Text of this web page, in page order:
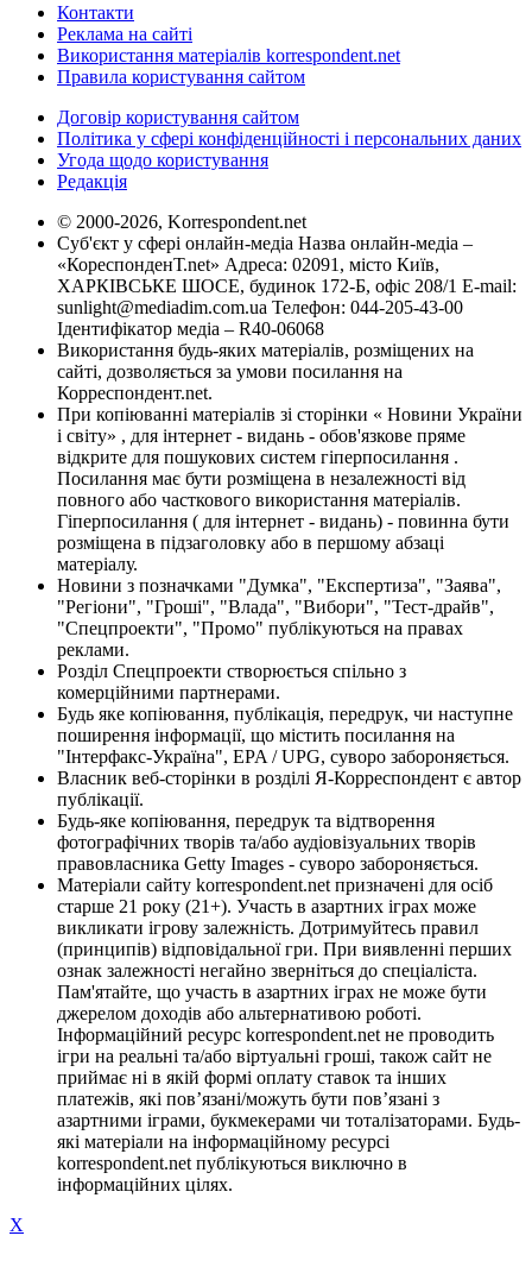
Контакти
Реклама на сайті
Використання матеріалів korrespondent.net
Правила користування сайтом
Договір користування сайтом
Політика у сфері конфіденційності і персональних даних
Угода щодо користування
Редакція
© 2000-2026, Korrespondent.net
Суб'єкт у сфері онлайн-медіа Назва онлайн-медіа –
«КореспонденТ.net» Адреса: 02091, місто Київ,
ХАРКІВСЬКЕ ШОСЕ, будинок 172-Б, офіс 208/1 E-mail:
sunlight@mediadim.com.ua Телефон: 044-205-43-00
Ідентифікатор медіа – R40-06068
Використання будь-яких матеріалів, розміщених на
сайті, дозволяється за умови посилання на
Корреспондент.net.
При копіюванні матеріалів зі сторінки « Новини України
і світу» , для інтернет - видань - обов'язкове пряме
відкрите для пошукових систем гіперпосилання .
Посилання має бути розміщена в незалежності від
повного або часткового використання матеріалів.
Гіперпосилання ( для інтернет - видань) - повинна бути
розміщена в підзаголовку або в першому абзаці
матеріалу.
Новини з позначками "Думка", "Експертиза", "Заява",
"Регіони", "Гроші", "Влада", "Вибори", "Тест-драйв",
"Спецпроекти", "Промо" публікуються на правах
реклами.
Розділ Спецпроекти створюється спільно з
комерційними партнерами.
Будь яке копіювання, публікація, передрук, чи наступне
поширення інформації, що містить посилання на
"Інтерфакс-Україна", EPA / UPG, суворо забороняється.
Власник веб-сторінки в розділі Я-Корреспондент є автор
публікації.
Будь-яке копіювання, передрук та відтворення
фотографічних творів та/або аудіовізуальних творів
правовласника Getty Images - суворо забороняється.
Матеріали сайту korrespondent.net призначені для осіб
старше 21 року (21+). Участь в азартних іграх може
викликати ігрову залежність. Дотримуйтесь правил
(принципів) відповідальної гри. При виявленні перших
ознак залежності негайно зверніться до спеціаліста.
Пам'ятайте, що участь в азартних іграх не може бути
джерелом доходів або альтернативою роботі.
Інформаційний ресурс korrespondent.net не проводить
ігри на реальні та/або віртуальні гроші, також сайт не
приймає ні в якій формі оплату ставок та інших
платежів, які пов’язані/можуть бути пов’язані з
азартними іграми, букмекерами чи тоталізаторами. Будь-
які матеріали на інформаційному ресурсі
korrespondent.net публікуються виключно в
інформаційних цілях.
X